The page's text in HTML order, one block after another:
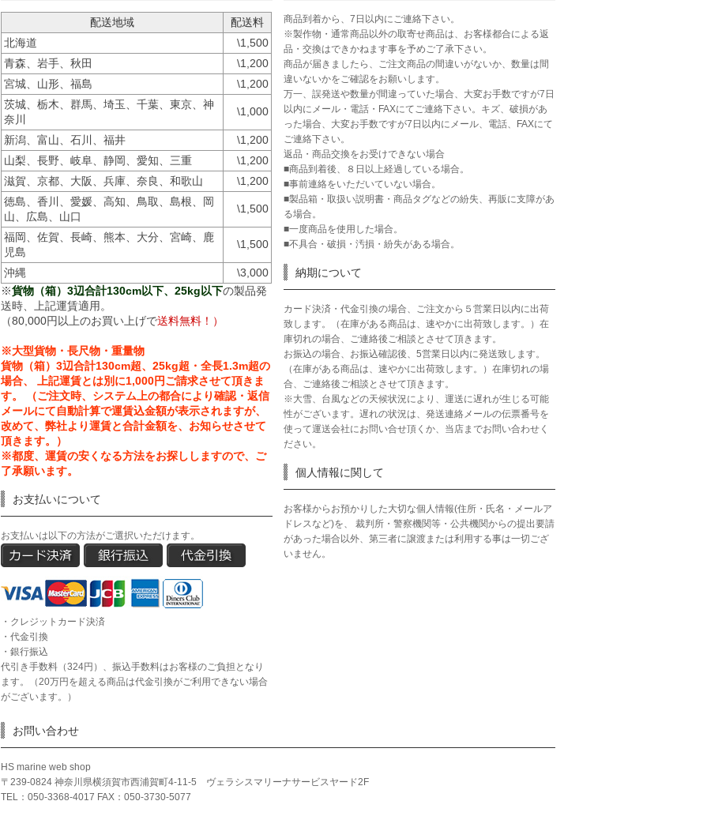
配送地域
配送料
北海道
\1,500
青森、岩手、秋田
\1,200
宮城、山形、福島
\1,200
茨城、栃木、群馬、埼玉、千葉、東京、神
奈川
\1,000
新潟、富山、石川、福井
\1,200
山梨、長野、岐阜、静岡、愛知、三重
\1,200
滋賀、京都、大阪、兵庫、奈良、和歌山
\1,200
徳島、香川、愛媛、高知、鳥取、島根、岡
山、広島、山口
\1,500
福岡、佐賀、長崎、熊本、大分、宮崎、鹿
児島
\1,500
沖縄
\3,000
※貨物（箱）3辺合計130cm以下、25kg以下の製品発
送時、上記運賃適用。
（80,000円以上のお買い上げで送料無料！）
※大型貨物・長尺物・重量物
貨物（箱）3辺合計130cm超、25kg超・全長1.3m超の
場合、 上記運賃とは別に1,000円ご請求させて頂きま
す。 （ご注文時、システム上の都合により確認・返信
メールにて自動計算で運賃込金額が表示されますが、
改めて、弊社より運賃と合計金額を、お知らせさせて
頂きます。）
※都度、運賃の安くなる方法をお探ししますので、ご
了承願います。
お支払いについて
お支払いは以下の方法がご選択いただけます。
・クレジットカード決済
・代金引換
・銀行振込
代引き手数料（324円）、振込手数料はお客様のご負担となり
ます。（20万円を超える商品は代金引換がご利用できない場合
がございます。）
商品到着から、7日以内にご連絡下さい。
※製作物・通常商品以外の取寄せ商品は、お客様都合による返
品・交換はできかねます事を予めご了承下さい。
商品が届きましたら、ご注文商品の間違いがないか、数量は間
違いないかをご確認をお願いします。
万一、誤発送や数量が間違っていた場合、大変お手数ですが7日
以内にメール・電話・FAXにてご連絡下さい。キズ、破損があ
った場合、大変お手数ですが7日以内にメール、電話、FAXにて
ご連絡下さい。
返品・商品交換をお受けできない場合
■商品到着後、８日以上経過している場合。
■事前連絡をいただいていない場合。
■製品箱・取扱い説明書・商品タグなどの紛失、再販に支障があ
る場合。
■一度商品を使用した場合。
■不具合・破損・汚損・紛失がある場合。
納期について
カード決済・代金引換の場合、ご注文から５営業日以内に出荷
致します。（在庫がある商品は、速やかに出荷致します。）在
庫切れの場合、ご連絡後ご相談とさせて頂きます。
お振込の場合、お振込確認後、5営業日以内に発送致します。
（在庫がある商品は、速やかに出荷致します。）在庫切れの場
合、ご連絡後ご相談とさせて頂きます。
※大雪、台風などの天候状況により、運送に遅れが生じる可能
性がございます。遅れの状況は、発送連絡メールの伝票番号を
使って運送会社にお問い合せ頂くか、当店までお問い合わせく
ださい。
個人情報に関して
お客様からお預かりした大切な個人情報(住所・氏名・メールア
ドレスなど)を、 裁判所・警察機関等・公共機関からの提出要請
があった場合以外、第三者に譲渡または利用する事は一切ござ
いません。
お問い合わせ
HS marine web shop
〒239-0824 神奈川県横須賀市西浦賀町4-11-5 ヴェラシスマリーナサービスヤード2F
TEL：050-3368-4017 FAX：050-3730-5077